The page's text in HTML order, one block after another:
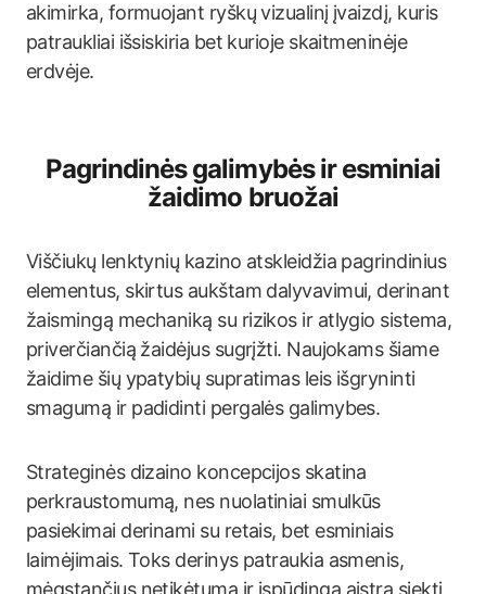
akimirka, formuojant ryškų vizualinį įvaizdį, kuris
patraukliai išsiskiria bet kurioje skaitmeninėje
erdvėje.
Pagrindinės galimybės ir esminiai
žaidimo bruožai
Viščiukų lenktynių kazino atskleidžia pagrindinius
elementus, skirtus aukštam dalyvavimui, derinant
žaismingą mechaniką su rizikos ir atlygio sistema,
priverčiančią žaidėjus sugrįžti. Naujokams šiame
žaidime šių ypatybių supratimas leis išgryninti
smagumą ir padidinti pergalės galimybes.
Strateginės dizaino koncepcijos skatina
perkraustomumą, nes nuolatiniai smulkūs
pasiekimai derinami su retais, bet esminiais
laimėjimais. Toks derinys patraukia asmenis,
mėgstančius netikėtumą ir įspūdingą aistrą siekti